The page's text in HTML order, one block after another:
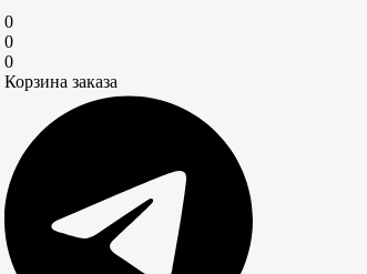
0
0
0
Корзина заказа